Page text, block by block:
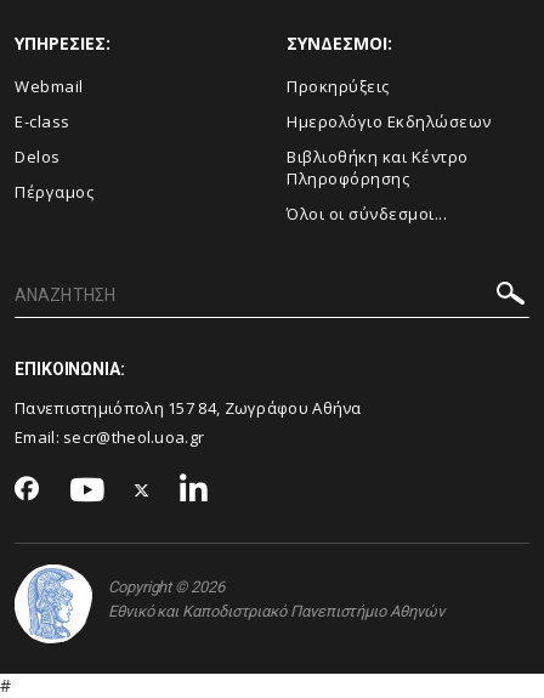
ΥΠΗΡΕΣΙΕΣ:
Webmail
E-class
Delos
Πέργαμος
ΣΥΝΔΕΣΜΟΙ:
Προκηρύξεις
Ημερολόγιο Εκδηλώσεων
Βιβλιοθήκη και Κέντρο
Πληροφόρησης
Όλοι οι σύνδεσμοι...
ΕΠΙΚΟΙΝΩΝΙΑ:
Πανεπιστημιόπολη 157 84, Ζωγράφου Αθήνα
Email: secr@theol.uoa.gr
Copyright © 2026
Εθνικό και Καποδιστριακό Πανεπιστήμιο Αθηνών
#